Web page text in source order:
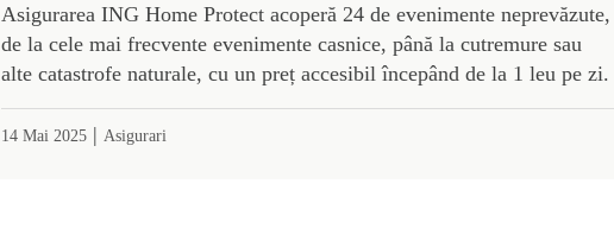
Asigurarea ING Home Protect acoperă 24 de evenimente neprevăzute,
de la cele mai frecvente evenimente casnice, până la cutremure sau
alte catastrofe naturale, cu un preț accesibil începând de la 1 leu pe zi.
14 Mai 2025| Asigurari